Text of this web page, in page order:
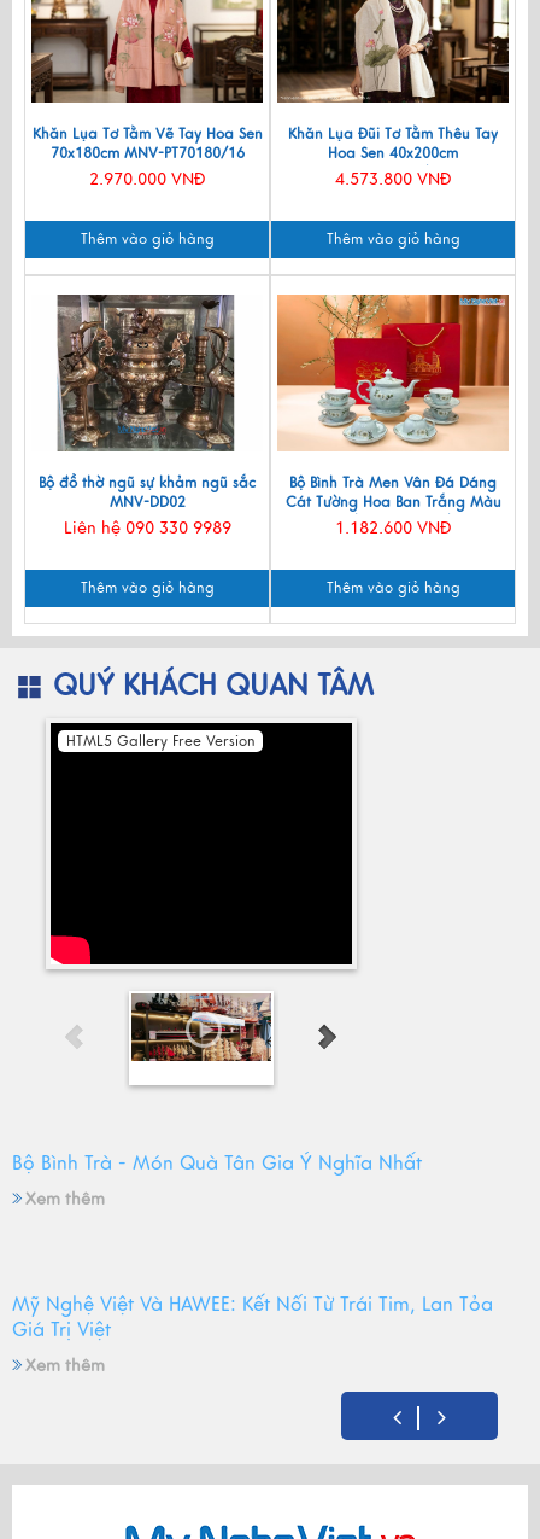
Khăn Lụa Tơ Tằm Vẽ Tay Hoa Sen
70x180cm MNV-PT70180/16
2.970.000 VNĐ
Thêm vào giỏ hàng
Khăn Lụa Đũi Tơ Tằm Thêu Tay
Hoa Sen 40x200cm
KLNC40200/10
4.573.800 VNĐ
Thêm vào giỏ hàng
Bộ đồ thờ ngũ sự khảm ngũ sắc
MNV-DD02
Liên hệ 090 330 9989
Thêm vào giỏ hàng
Bộ Bình Trà Men Vân Đá Dáng
Cát Tường Hoa Ban Trắng Màu
Xanh Lam VBT12/8
1.182.600 VNĐ
Thêm vào giỏ hàng
QUÝ KHÁCH QUAN TÂM
HTML5 Gallery Free Version
Bộ Bình Trà - Món Quà Tân Gia Ý Nghĩa Nhất
Xem thêm
Mỹ Nghệ Việt Và HAWEE: Kết Nối Từ Trái Tim, Lan Tỏa
Giá Trị Việt
Xem thêm